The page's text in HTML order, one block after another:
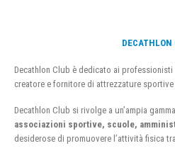
DECATHLON
Decathlon Club è dedicato ai professionisti
creatore e fornitore di attrezzature
Decathlon Club si rivolge a un’ampia
associazioni sportive, scuole,
desiderose di promuovere l’attività fisica